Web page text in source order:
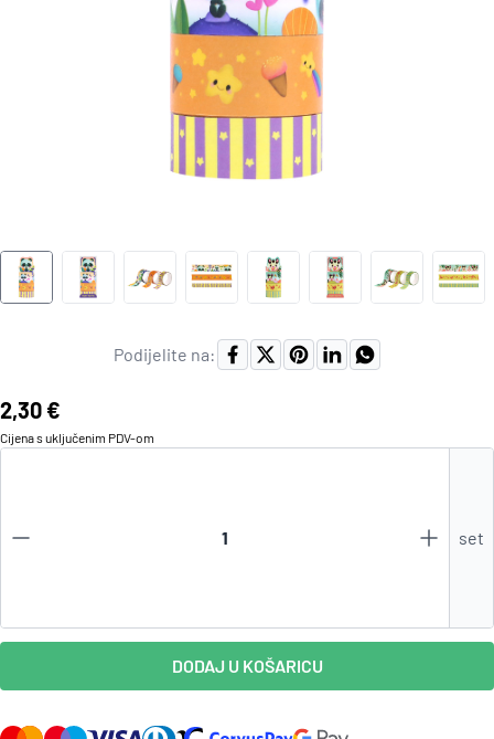
Podijelite na:
Cijena:
2,30 €
Cijena s uključenim PDV-om
set
DODAJ U KOŠARICU